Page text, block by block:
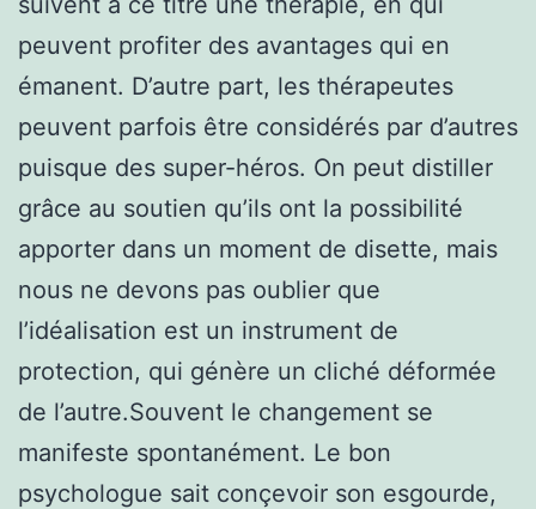
peuvent profiter des avantages qui en
émanent. D’autre part, les thérapeutes
peuvent parfois être considérés par d’autres
puisque des super-héros. On peut distiller
grâce au soutien qu’ils ont la possibilité
apporter dans un moment de disette, mais
nous ne devons pas oublier que
l’idéalisation est un instrument de
protection, qui génère un cliché déformée
de l’autre.Souvent le changement se
manifeste spontanément. Le bon
psychologue sait conçevoir son esgourde,